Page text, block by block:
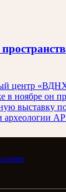
центр
в ноябре он
выставку по
археологии